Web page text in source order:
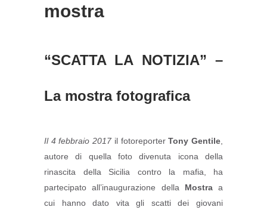
mostra
“SCATTA LA NOTIZIA” –
La mostra fotografica
Il 4 febbraio 2017 il fotoreporterTony Gentile,
autore di quella foto divenuta icona della
rinascita della Sicilia contro la mafia, ha
partecipato all’inaugurazione della Mostraa
cui hanno dato vita gli scatti dei giovani